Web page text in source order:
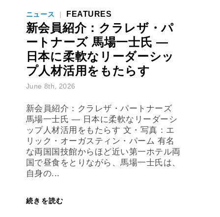
新会員紹介：クラレザ・パ
ートナーズ 馬場一士氏 ―
日本に柔軟なリーダーシッ
プ人材活用をもたらす
June 8th, 2026
新会員紹介：クラレザ・パートナーズ
ップ人材活用をもたらす 文・写真：エ
リック・オーガスティン・パーム 有名
な両国国技館からほど近い第一ホテル両
国で昼食をとりながら、馬場一士氏は、
自身の...